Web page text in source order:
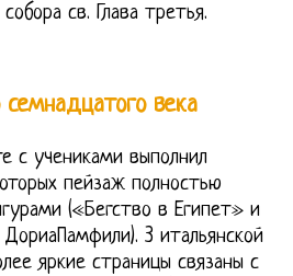
св. Глава третья.
века
с учениками выполнил
пейзаж полностью
(«Бегство в Египет» и
3 итальянской
яркие страницы связаны с